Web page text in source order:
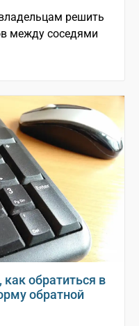
решить
между соседями
обратиться в
обратной